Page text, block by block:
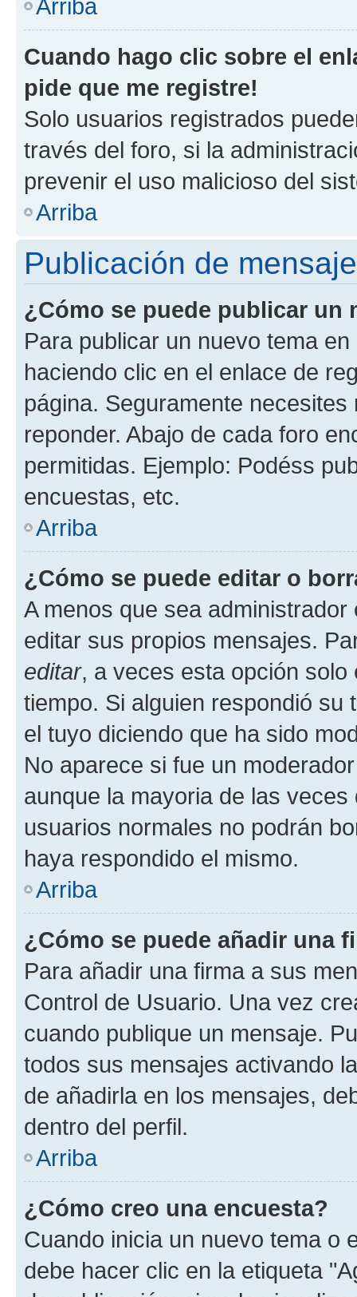
Arriba
Cuando hago clic sobre el
pide que me registre!
Solo usuarios registrados
través del foro, si la
prevenir el uso malicioso del
Arriba
Publicación de
¿Cómo se puede publicar un
Para publicar un nuevo tema
haciendo clic en el enlace de
página. Seguramente
reponder. Abajo de cada foro
permitidas. Ejemplo: Podéss
encuestas, etc.
Arriba
¿Cómo se puede editar o
A menos que sea
editar sus propios mensajes.
editar, a veces esta opción
tiempo. Si alguien respondió
el tuyo diciendo que ha sido
No aparece si fue un
aunque la mayoria de las
usuarios normales no podrán
haya respondido el mismo.
Arriba
¿Cómo se puede añadir una
Para añadir una firma a sus
Control de Usuario. Una vez
cuando publique un mensaje.
todos sus mensajes activando
de añadirla en los mensajes,
dentro del perfil.
Arriba
¿Cómo creo una encuesta?
Cuando inicia un nuevo tema o
debe hacer clic en la etiqueta